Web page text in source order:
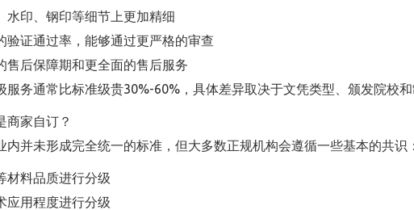
水印、钢印等细节上更加精细
证通过率，能够通过更严格的审查
售后保障期和更全面的售后服务
服务通常比标准级贵30%-60%，具体差异取决于文凭类型、颁发院校和
商家自订？
内并未形成完全统一的标准，但大多数正规机构会遵循一些基本的共识：
材料品质进行分级
应用程度进行分级